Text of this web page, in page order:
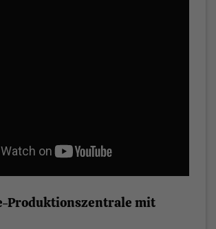
Produktionszentrale mit